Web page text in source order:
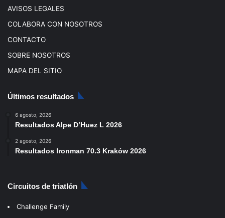
AVISOS LEGALES
COLABORA CON NOSOTROS
CONTACTO
SOBRE NOSOTROS
MAPA DEL SITIO
Últimos resultados
6 agosto, 2026
Resultados Alpe D’Huez L 2026
2 agosto, 2026
Resultados Ironman 70.3 Kraków 2026
Circuitos de triatlón
Challenge Family